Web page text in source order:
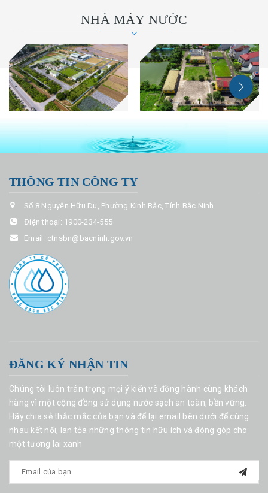
NHÀ MÁY NƯỚC
THÔNG TIN CÔNG TY
Số 8 Nguyễn Hữu Du, Phường Kinh Bắc, Tỉnh Bắc Ninh
Điện thoại: 1900-234-555
Email: ctnsbn@bacninh.gov.vn
ĐĂNG KÝ NHẬN TIN
Chúng tôi luôn trân trọng mọi ý kiến và đồng hành cùng khách
hàng vì một cộng đồng sử dụng nước sạch an toàn, bền vững.
Hãy chia sẻ thắc mắc của bạn và để lại email bên dưới để cùng
nhau kết nối, lan tỏa những thông tin hữu ích và đóng góp cho
một tương lai xanh